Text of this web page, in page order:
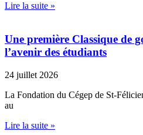
Lire la suite »
Une première Classique de
l’avenir des étudiants
24 juillet 2026
La Fondation du Cégep de St-
au
Lire la suite »